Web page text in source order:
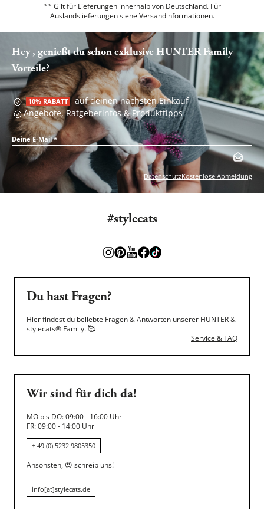
** Gilt für Lieferungen innerhalb von Deutschland. Für
Auslandslieferungen siehe Versandinformationen.
Hey , genießt du schon exklusive HUNTER Family
Vorteile?
10% RABATT auf deinen nächsten Einkauf
Angebote, Ratgeberinfos & Produkttipps
Deine E-Mail*
DatenschutzKostenlose Abmeldung
#stylecats
Du hast Fragen?
Hier findest du beliebte Fragen & Antworten unserer HUNTER &
stylecats® Family.🥰
Service & FAQ
Wir sind für dich da!
MO bis DO: 09:00 - 16:00 Uhr
FR: 09:00 - 14:00 Uhr
+ 49 (0) 5232 9805350
Ansonsten, 😍 schreib uns!
info[at]stylecats.de